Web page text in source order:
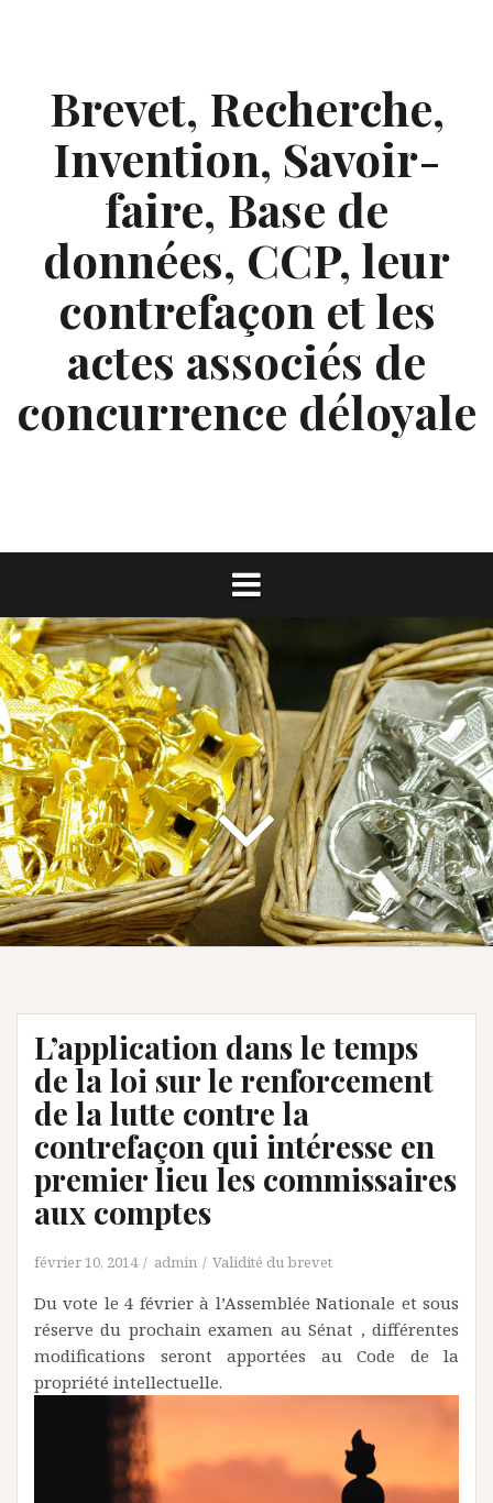
Brevet, Recherche,
Invention, Savoir-
faire, Base de
données, CCP, leur
contrefaçon et les
actes associés de
concurrence déloyale
L’application dans le temps
de la loi sur le renforcement
de la lutte contre la
contrefaçon qui intéresse en
premier lieu les commissaires
aux comptes
février 10, 2014 admin Validité du brevet
Du vote le 4 février à l’Assemblée Nationale et sous
réserve du prochain examen au Sénat , différentes
modifications seront apportées au Code de la
propriété intellectuelle.